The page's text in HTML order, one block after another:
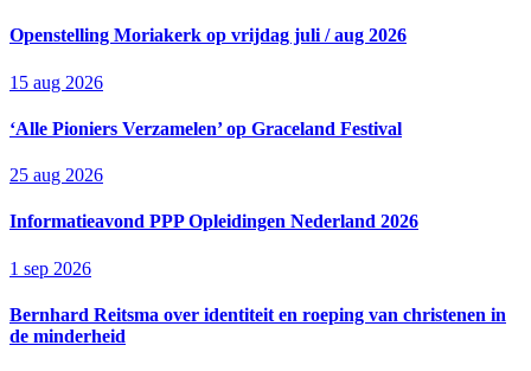
Openstelling Moriakerk op vrijdag juli / aug 2026
15 aug 2026
‘Alle Pioniers Verzamelen’ op Graceland Festival
25 aug 2026
Informatieavond PPP Opleidingen Nederland 2026
1 sep 2026
Bernhard Reitsma over identiteit en roeping van christenen in
de minderheid